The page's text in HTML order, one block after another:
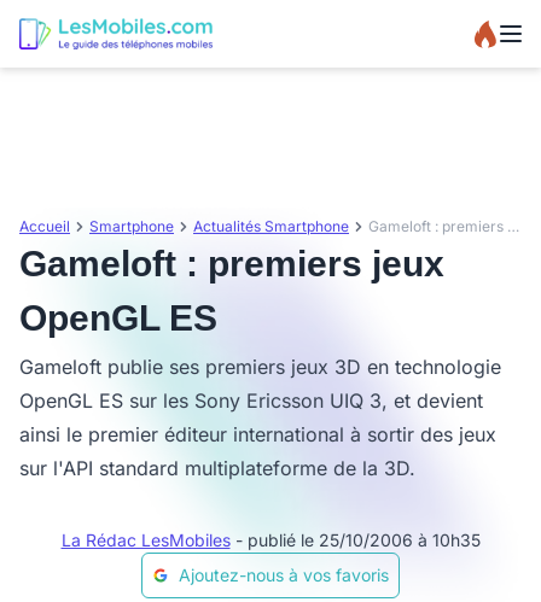
Accueil Smartphone Actualités Smartphone Gameloft : premiers jeux OpenGL ES
Gameloft : premiers jeux
OpenGL ES
Gameloft publie ses premiers jeux 3D en technologie
OpenGL ES sur les Sony Ericsson UIQ 3, et devient
ainsi le premier éditeur international à sortir des jeux
sur l'API standard multiplateforme de la 3D.
La Rédac LesMobiles - publié le 25/10/2006 à 10h35
Ajoutez-nous à vos favoris